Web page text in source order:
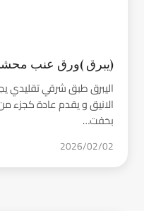
(يبرق )ورق عنب
اليبرق طبق شرقي تقليدي
الانيق و يقدم عادة كجزء من
بخفت…
2026/02/02